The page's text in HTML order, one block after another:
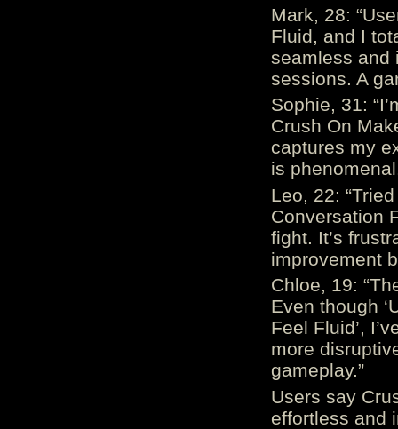
Mark, 28:
Fluid, and I
seamless and
sessions. A
Sophie, 31:
Crush On
captures my
is
Leo, 22:
Conversation
fight. It’s
improvement
Chloe, 19:
Even though
Feel Fluid’,
more
gameplay.”
Users say
effortless and